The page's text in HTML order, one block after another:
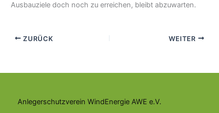
Ausbauziele doch noch zu erreichen, bleibt abzuwarten.
ZURÜCK WEITER
Anlegerschutzverein WindEnergie AWE e.V.